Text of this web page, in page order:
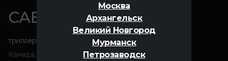
Москва
Архангельск
Великий Новгород
Мурманск
Петрозаводск
САВАН
триллер
фантастика
Канада, Франция, 2024